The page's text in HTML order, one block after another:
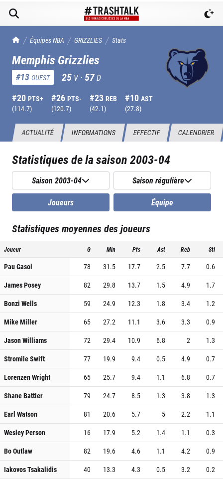
TrashTalk Actu NBA
Équipes NBA GRIZZLIES Stats
Memphis Grizzlies
#13 OUEST 25 V ·57D
#20 PTS+
(114.7)
#26 PTS-
(120.7)
#23 REB
(42.1)
#10 AST
(27.8)
ACTUALITÉ INFORMATIONS EFFECTIF CALENDRIER
Statistiques de la saison2003-04
Saison 2003-04 Saison régulière
Joueurs Équipe
Statistiques moyennes des joueurs
Joueur G Min Pts Ast Reb Stl
Pau Gasol 78 31.5 17.7 2.5 7.7
0.6
James Posey
82 29.8 13.7 1.5 4.9
1.7
Bonzi Wells
59 24.9 12.3 1.8 3.4
1.2
Mike Miller
65 27.2 11.1 3.6 3.3
0.9
Jason Williams
72 29.4 10.9 6.8 2
1.3
Stromile Swift
77 19.9 9.4 0.5 4.9
0.7
Lorenzen Wright
65 25.7 9.4 1.1 6.8
0.7
Shane Battier
79 24.7 8.5 1.3 3.8
1.3
Earl Watson
81 20.6 5.7 5 2.2
1.1
Wesley Person
16 17.9 5.2 1.4 1.1
0.3
Bo Outlaw
82 19.6 4.6 1.1 4.2
0.9
Iakovos Tsakalidis
40 13.3 4.3 0.5 3.2
0.2